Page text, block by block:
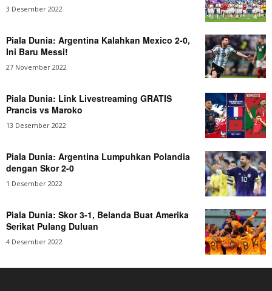
3 Desember 2022
Piala Dunia: Argentina Kalahkan Mexico 2-0,
Ini Baru Messi!
27 November 2022
Piala Dunia: Link Livestreaming GRATIS
Prancis vs Maroko
13 Desember 2022
Piala Dunia: Argentina Lumpuhkan Polandia
dengan Skor 2-0
1 Desember 2022
Piala Dunia: Skor 3-1, Belanda Buat Amerika
Serikat Pulang Duluan
4 Desember 2022